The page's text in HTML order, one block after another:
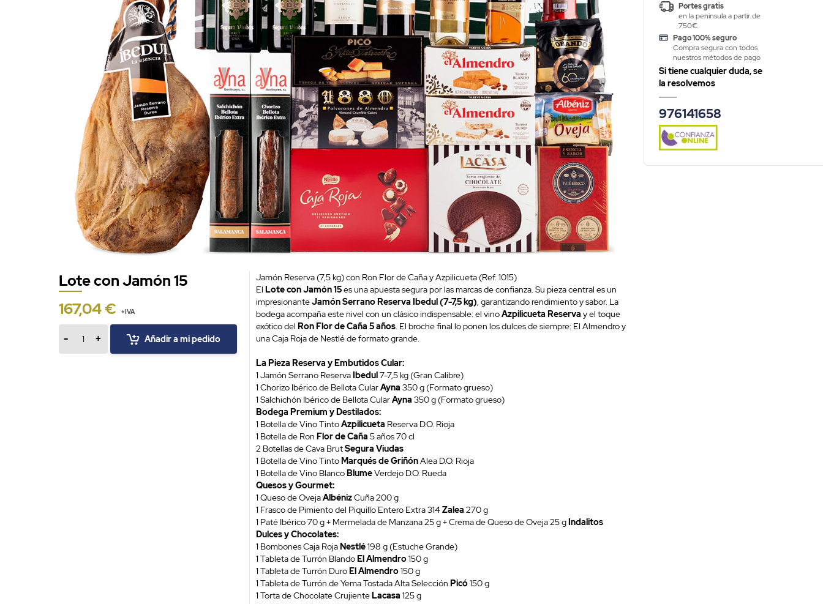
Portes gratis
en la peninsula a partir de
750€
Pago 100% seguro
Compra segura con todos
nuestros métodos de pago
Si tiene cualquier duda, se
la resolvemos
976141658
Lote con Jamón 15
167,04 €
+IVA
Cantidad
- + Añadir a mi pedido
Jamón Reserva (7,5 kg) con Ron Flor de Caña y Azpilicueta (Ref. 1015)
El Lote con Jamón 15es una apuesta segura por las marcas de confianza. Su pieza central es un
impresionanteJamón Serrano Reserva Ibedul (7-7,5 kg) , garantizando rendimiento y sabor. La
bodega acompaña este nivel con un clásico indispensable: el vinoAzpilicueta Reserva y el toque
exótico del Ron Flor de Caña 5 años. El broche final lo ponen los dulces de siempre: El Almendro y
una Caja Roja de Nestlé de formato grande.
La Pieza Reserva y Embutidos Cular:
1 Jamón Serrano ReservaIbedul7-7,5 kg (Gran Calibre)
1 Chorizo Ibérico de Bellota CularAyna 350 g (Formato grueso)
1 Salchichón Ibérico de Bellota CularAyna 350 g (Formato grueso)
Bodega Premium y Destilados:
1 Botella de Vino TintoAzpilicueta Reserva D.O. Rioja
1 Botella de Ron Flor de Caña 5 años 70 cl
2 Botellas de Cava BrutSegura Viudas
1 Botella de Vino TintoMarqués de GriñónAlea D.O. Rioja
1 Botella de Vino BlancoBlumeVerdejo D.O. Rueda
Quesos y Gourmet:
1 Queso de OvejaAlbénizCuña 200 g
1 Frasco de Pimiento del Piquillo Entero Extra 314Zalea 270 g
1 Paté Ibérico 70 g + Mermelada de Manzana 25 g + Crema de Queso de Oveja 25 gIndalitos
Dulces y Chocolates:
1 Bombones Caja RojaNestlé198 g (Estuche Grande)
1 Tableta de Turrón BlandoEl Almendro150 g
1 Tableta de Turrón DuroEl Almendro150 g
1 Tableta de Turrón de Yema Tostada Alta Selección Picó150 g
1 Torta de Chocolate CrujienteLacasa 125 g